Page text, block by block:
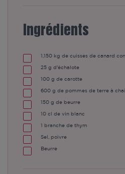
Ingrédients
1,150 kg de cuisses de canard
25 g d'échalote
100 g de carotte
600 g de pommes de terre à
150 g de beurre
10 cl de vin blanc
1 branche de thym
Sel, poivre
Beurre